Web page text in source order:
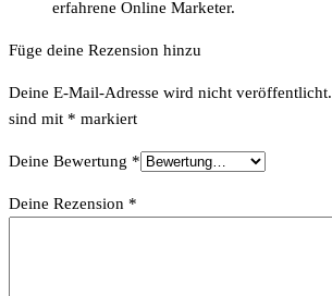
erfahrene Online Marketer.
Füge deine Rezension hinzu
Deine E-Mail-Adresse wird nicht veröffentlicht.
sind mit * markiert
Deine Bewertung *
Deine Rezension *